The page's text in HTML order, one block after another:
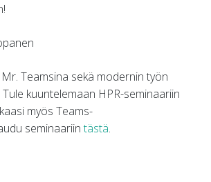
Teamsina sekä modernin työn
kuuntelemaan HPR-seminaariin
myös Teams-
seminaariintästä.